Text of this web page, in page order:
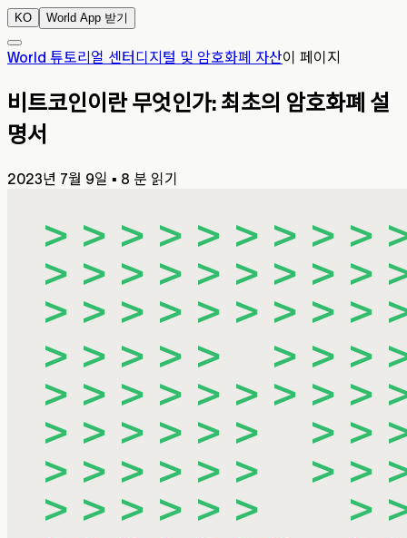
KO World App 받기
World 튜토리얼 센터 디지털 및 암호화폐 자산이 페이지
비트코인이란 무엇인가: 최초의 암호화폐 설
명서
2023년 7월 9일 ▪ 8 분 읽기